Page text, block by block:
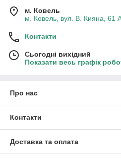
м. Ковель
м. Ковель, вул. В. Кияна, 61
Контакти
Сьогодні вихідний
Показати весь графік
Про нас
Контакти
Доставка та оплата